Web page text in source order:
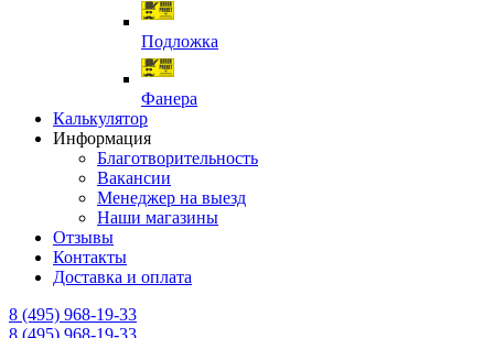
Подложка
Фанера
Калькулятор
Информация
Благотворительность
Вакансии
Менеджер на выезд
Наши магазины
Отзывы
Контакты
Доставка и оплата
8 (495) 968-19-33
8 (495) 968-19-33